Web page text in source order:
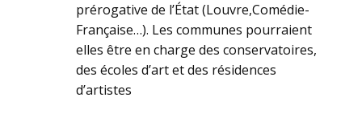
prérogative de l’État (Louvre,Comédie-
Française…). Les communes pourraient
elles être en charge des conservatoires,
des écoles d’art et des résidences
d’artistes